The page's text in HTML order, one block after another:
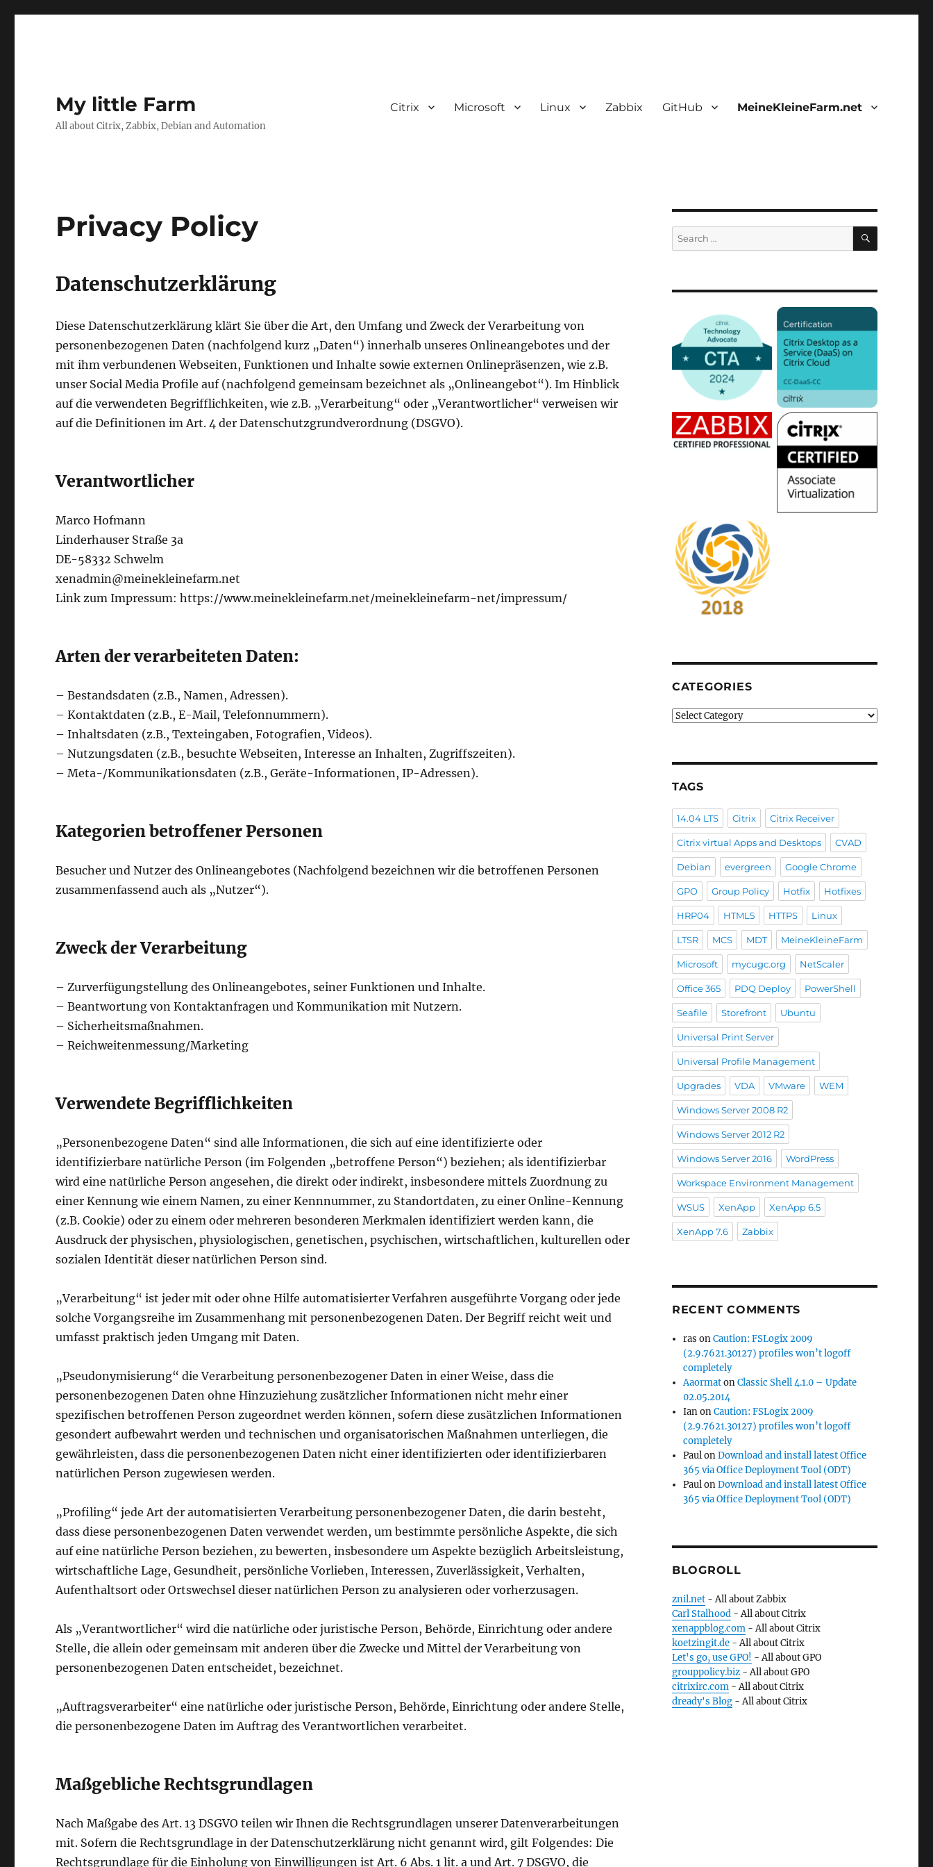
My little Farm
All about Citrix, Zabbix, Debian and Automation
Citrix Microsoft Linux Zabbix GitHub MeineKleineFarm.net
Privacy Policy
Datenschutzerklärung
Diese Datenschutzerklärung klärt Sie über die Art, den Umfang und Zweck der Verarbeitung von
personenbezogenen Daten (nachfolgend kurz „Daten“) innerhalb unseres Onlineangebotes und der
mit ihm verbundenen Webseiten, Funktionen und Inhalte sowie externen Onlinepräsenzen, wie z.B.
unser Social Media Profile auf (nachfolgend gemeinsam bezeichnet als „Onlineangebot“). Im Hinblick
auf die verwendeten Begrifflichkeiten, wie z.B. „Verarbeitung“ oder „Verantwortlicher“ verweisen wir
auf die Definitionen im Art. 4 der Datenschutzgrundverordnung (DSGVO).
Verantwortlicher
Marco Hofmann
Linderhauser Straße 3a
DE-58332 Schwelm
xenadmin@meinekleinefarm.net
Link zum Impressum: https://www.meinekleinefarm.net/meinekleinefarm-net/impressum/
Arten der verarbeiteten Daten:
– Bestandsdaten (z.B., Namen, Adressen).
– Kontaktdaten (z.B., E-Mail, Telefonnummern).
– Inhaltsdaten (z.B., Texteingaben, Fotografien, Videos).
– Nutzungsdaten (z.B., besuchte Webseiten, Interesse an Inhalten, Zugriffszeiten).
– Meta-/Kommunikationsdaten (z.B., Geräte-Informationen, IP-Adressen).
Kategorien betroffener Personen
Besucher und Nutzer des Onlineangebotes (Nachfolgend bezeichnen wir die betroffenen Personen
zusammenfassend auch als „Nutzer“).
Zweck der Verarbeitung
– Zurverfügungstellung des Onlineangebotes, seiner Funktionen und Inhalte.
– Beantwortung von Kontaktanfragen und Kommunikation mit Nutzern.
– Sicherheitsmaßnahmen.
– Reichweitenmessung/Marketing
Verwendete Begrifflichkeiten
„Personenbezogene Daten“ sind alle Informationen, die sich auf eine identifizierte oder
identifizierbare natürliche Person (im Folgenden „betroffene Person“) beziehen; als identifizierbar
wird eine natürliche Person angesehen, die direkt oder indirekt, insbesondere mittels Zuordnung zu
einer Kennung wie einem Namen, zu einer Kennnummer, zu Standortdaten, zu einer Online-Kennung
(z.B. Cookie) oder zu einem oder mehreren besonderen Merkmalen identifiziert werden kann, die
Ausdruck der physischen, physiologischen, genetischen, psychischen, wirtschaftlichen, kulturellen oder
sozialen Identität dieser natürlichen Person sind.
„Verarbeitung“ ist jeder mit oder ohne Hilfe automatisierter Verfahren ausgeführte Vorgang oder jede
solche Vorgangsreihe im Zusammenhang mit personenbezogenen Daten. Der Begriff reicht weit und
umfasst praktisch jeden Umgang mit Daten.
„Pseudonymisierung“ die Verarbeitung personenbezogener Daten in einer Weise, dass die
personenbezogenen Daten ohne Hinzuziehung zusätzlicher Informationen nicht mehr einer
spezifischen betroffenen Person zugeordnet werden können, sofern diese zusätzlichen Informationen
gesondert aufbewahrt werden und technischen und organisatorischen Maßnahmen unterliegen, die
gewährleisten, dass die personenbezogenen Daten nicht einer identifizierten oder identifizierbaren
natürlichen Person zugewiesen werden.
„Profiling“ jede Art der automatisierten Verarbeitung personenbezogener Daten, die darin besteht,
dass diese personenbezogenen Daten verwendet werden, um bestimmte persönliche Aspekte, die sich
auf eine natürliche Person beziehen, zu bewerten, insbesondere um Aspekte bezüglich Arbeitsleistung,
wirtschaftliche Lage, Gesundheit, persönliche Vorlieben, Interessen, Zuverlässigkeit, Verhalten,
Aufenthaltsort oder Ortswechsel dieser natürlichen Person zu analysieren oder vorherzusagen.
Als „Verantwortlicher“ wird die natürliche oder juristische Person, Behörde, Einrichtung oder andere
Stelle, die allein oder gemeinsam mit anderen über die Zwecke und Mittel der Verarbeitung von
personenbezogenen Daten entscheidet, bezeichnet.
„Auftragsverarbeiter“ eine natürliche oder juristische Person, Behörde, Einrichtung oder andere Stelle,
die personenbezogene Daten im Auftrag des Verantwortlichen verarbeitet.
Maßgebliche Rechtsgrundlagen
Nach Maßgabe des Art. 13 DSGVO teilen wir Ihnen die Rechtsgrundlagen unserer Datenverarbeitungen
mit. Sofern die Rechtsgrundlage in der Datenschutzerklärung nicht genannt wird, gilt Folgendes: Die
Rechtsgrundlage für die Einholung von Einwilligungen ist Art. 6 Abs. 1 lit. a und Art. 7 DSGVO, die
Search
for:
SEARCH
CATEGORIES
Categories
TAGS
14.04 LTS Citrix Citrix Receiver
Citrix virtual Apps and Desktops CVAD
Debian evergreen Google Chrome
GPO Group Policy Hotfix Hotfixes
HRP04 HTML5 HTTPS Linux
LTSR MCS MDT MeineKleineFarm
Microsoft mycugc.org NetScaler
Office 365 PDQ Deploy PowerShell
Seafile Storefront Ubuntu
Universal Print Server
Universal Profile Management
Upgrades VDA VMware WEM
Windows Server 2008 R2
Windows Server 2012 R2
Windows Server 2016 WordPress
Workspace Environment Management
WSUS XenApp XenApp 6.5
XenApp 7.6 Zabbix
RECENT COMMENTS
ras onCaution: FSLogix 2009
(2.9.7621.30127) profiles won’t logoff
completely
AaormatonClassic Shell 4.1.0 – Update
02.05.2014
IanonCaution: FSLogix 2009
(2.9.7621.30127) profiles won’t logoff
completely
PaulonDownload and install latest Office
365 via Office Deployment Tool (ODT)
PaulonDownload and install latest Office
365 via Office Deployment Tool (ODT)
BLOGROLL
znil.net- All about Zabbix
Carl Stalhood- All about Citrix
xenappblog.com- All about Citrix
koetzingit.de- All about Citrix
Let's go, use GPO! - All about GPO
grouppolicy.biz- All about GPO
citrixirc.com- All about Citrix
dready's Blog- All about Citrix